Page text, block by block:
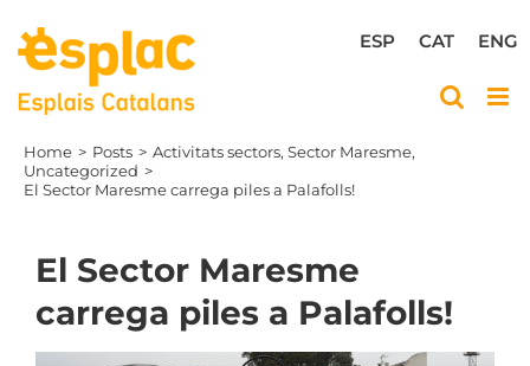
content
ENG
CAT
ESP
Home Posts Activitats sectors Sector Maresme
Uncategorized
El Sector Maresme carrega piles a Palafolls!
El Sector Maresme
carrega piles a Palafolls!